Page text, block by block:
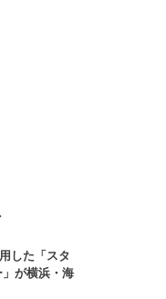
した「スタ
が横浜・海